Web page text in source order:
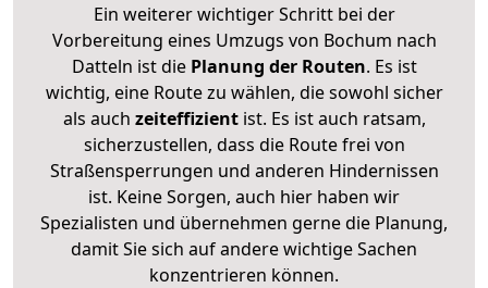
Ein weiterer wichtiger Schritt bei der
Vorbereitung eines Umzugs von Bochum nach
Datteln ist diePlanung der Routen. Es ist
wichtig, eine Route zu wählen, die sowohl sicher
als auch zeiteffizientist. Es ist auch ratsam,
sicherzustellen, dass die Route frei von
Straßensperrungen und anderen Hindernissen
ist. Keine Sorgen, auch hier haben wir
Spezialisten und übernehmen gerne die Planung,
damit Sie sich auf andere wichtige Sachen
konzentrieren können.